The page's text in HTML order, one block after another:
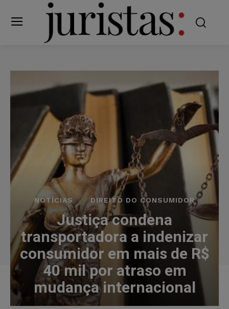
NOTÍCIAS DIREITO DO CONSUMIDOR
Justiça condena
transportadora a indenizar
consumidor em mais de R$
40 mil por atraso em
mudança internacional